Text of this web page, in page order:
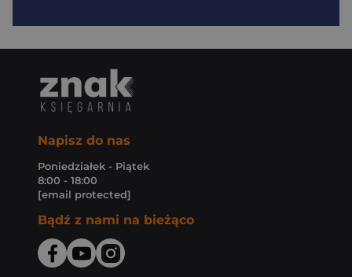
Napisz do nas
Poniedziałek - Piątek
8:00 - 18:00
[email protected]
Bądź z nami na bieżąco